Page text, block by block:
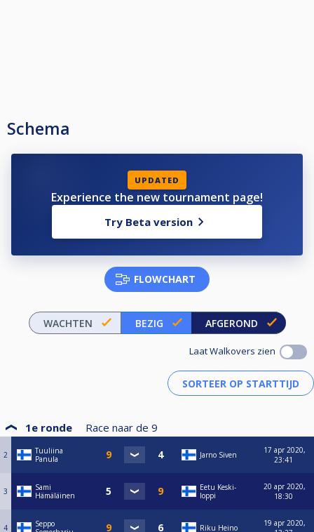
Schema
UPDATED
Experience the new tournament page!
Try Beta version
FLOWCHART
WACHTEN BEZIG AFGEROND
Laat Walkovers zien
1e ronde Race naar de 9
2
Tuuliina
Panula
Jarno Siven
17 apr 2020,
23:41
3
Sami
Hämäläinen
Eetu Keski-
loppi
20 apr 2020,
18:30
4
Seppo
Riku Heino
19 apr 2020,